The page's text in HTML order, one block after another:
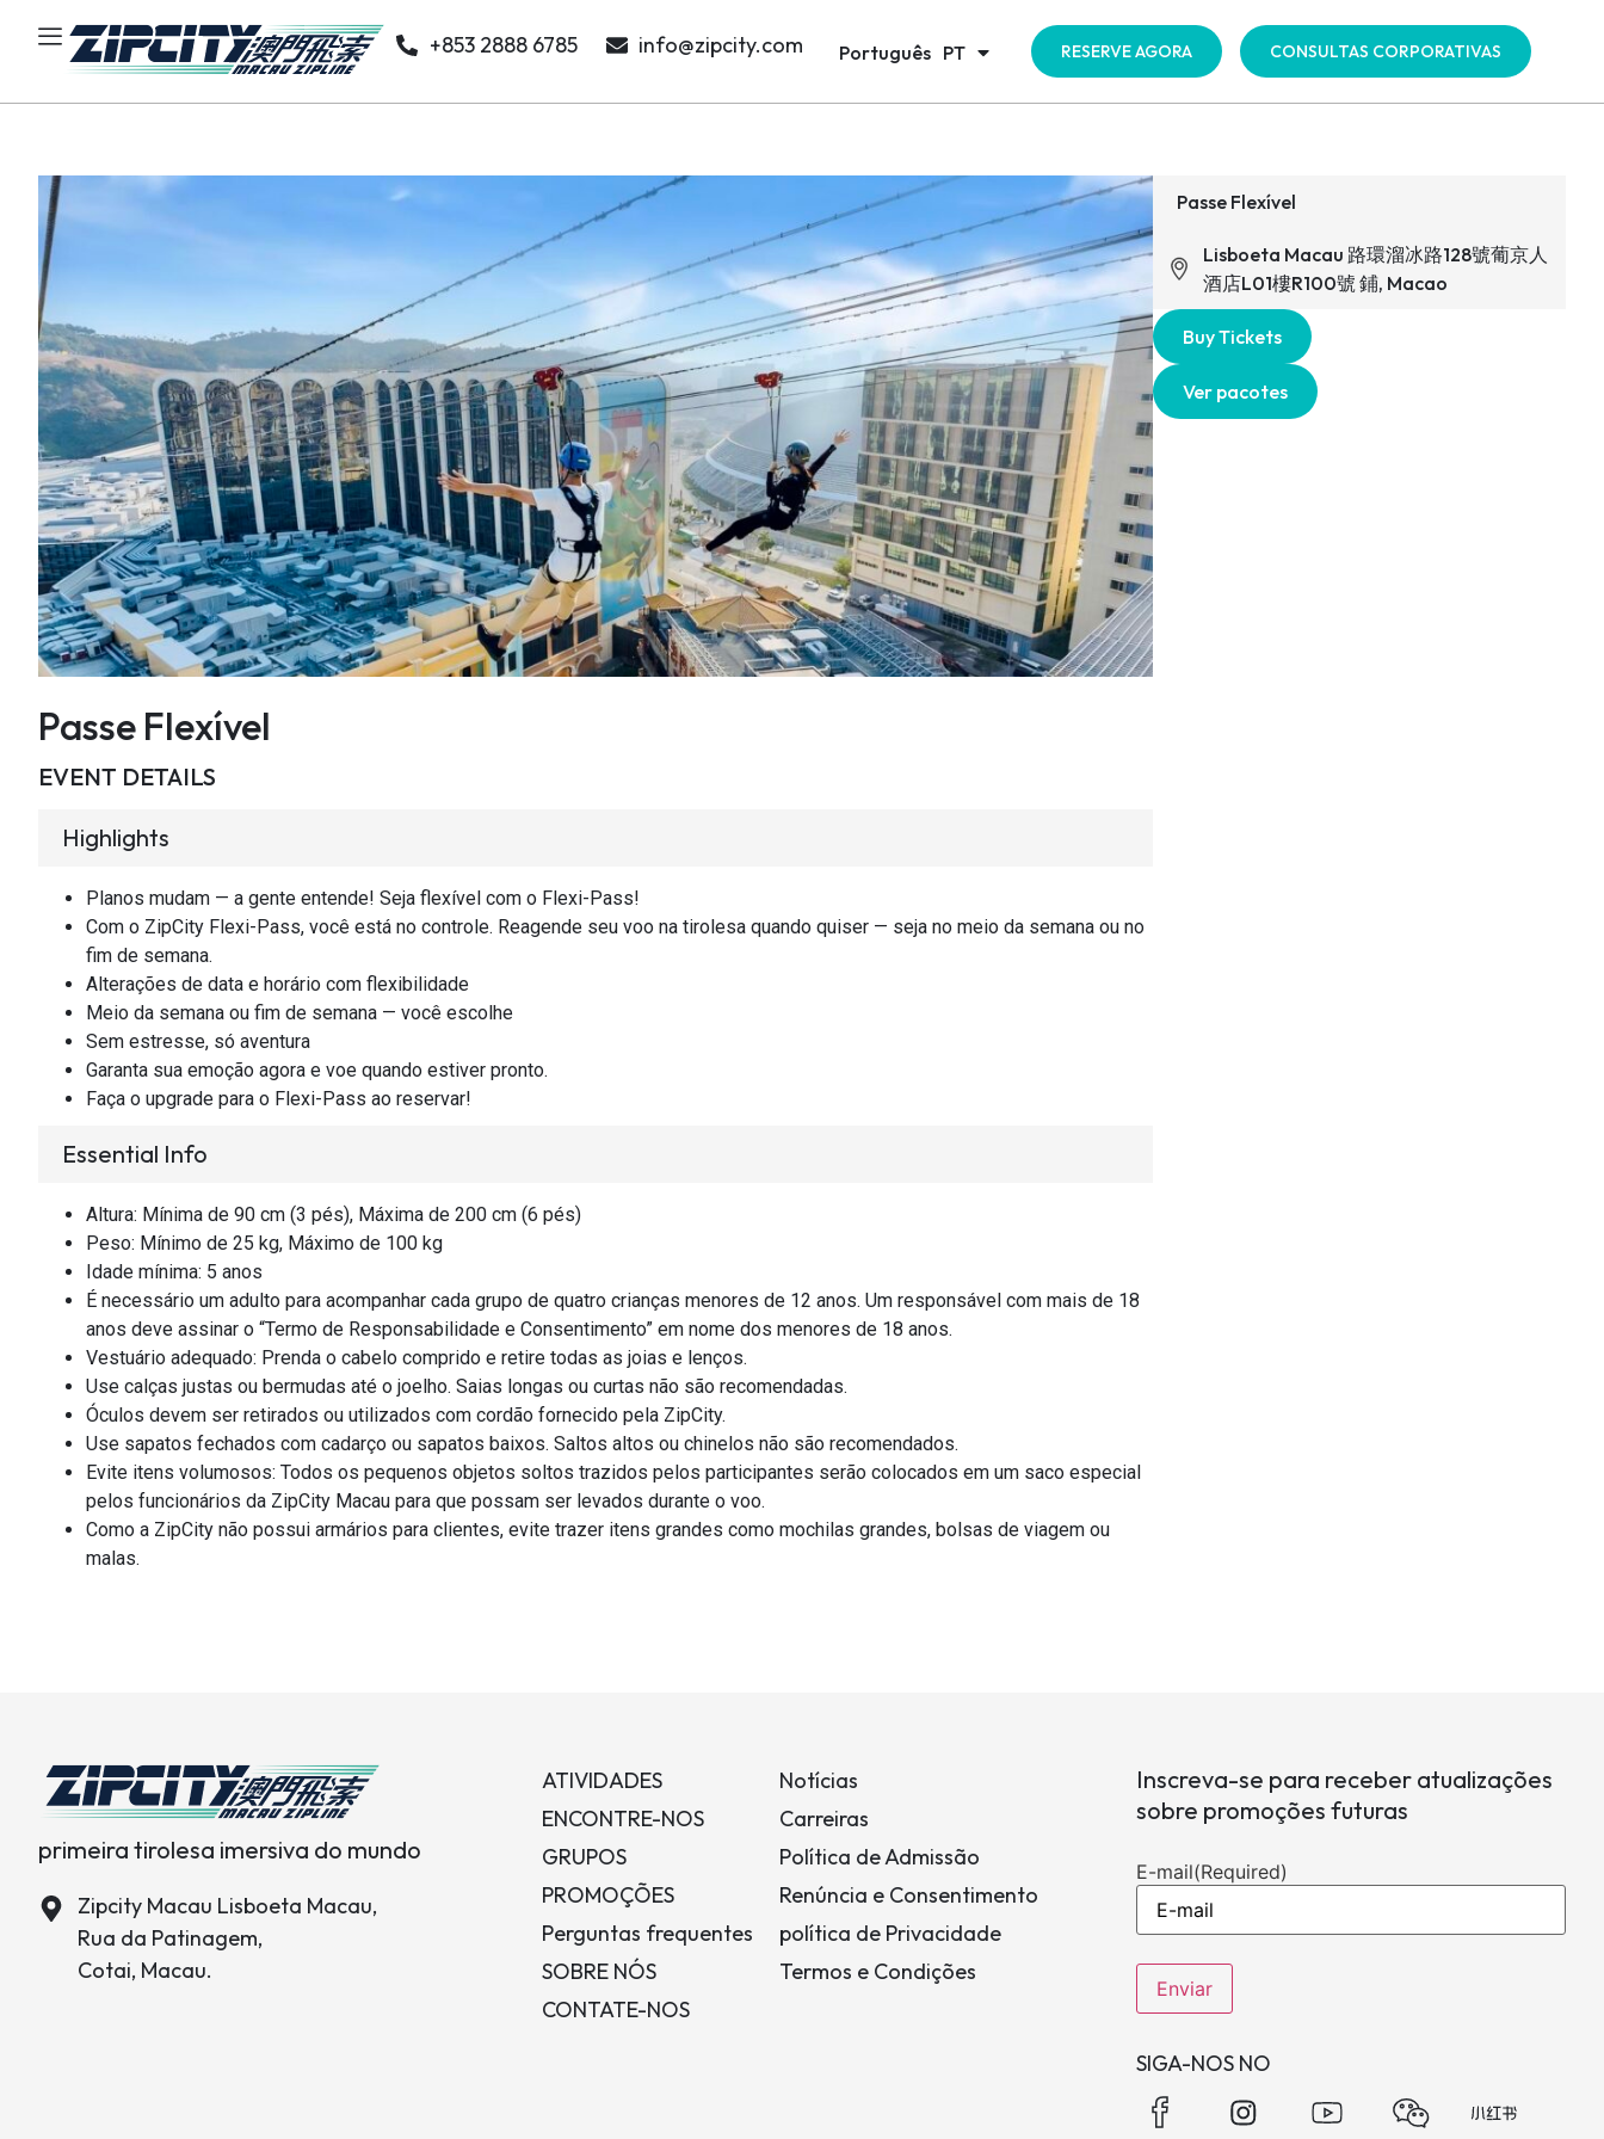
+853 2888 6785 info@zipcity.com Português PT
한국어 KO RESERVE AGORA CONSULTAS CORPORATIVAS
Passe Flexível
EVENT DETAILS
Highlights
Planos mudam — a gente entende! Seja flexível com o Flexi-Pass!
Com o ZipCity Flexi-Pass, você está no controle. Reagende seu voo na tirolesa quando quiser — seja no meio da semana ou no
fim de semana.
Alterações de data e horário com flexibilidade
Meio da semana ou fim de semana — você escolhe
Sem estresse, só aventura
Garanta sua emoção agora e voe quando estiver pronto.
Faça o upgrade para o Flexi-Pass ao reservar!
Essential Info
Altura: Mínima de 90 cm (3 pés), Máxima de 200 cm (6 pés)
Peso: Mínimo de 25 kg, Máximo de 100 kg
Idade mínima: 5 anos
É necessário um adulto para acompanhar cada grupo de quatro crianças menores de 12 anos. Um responsável com mais de 18
anos deve assinar o “Termo de Responsabilidade e Consentimento” em nome dos menores de 18 anos.
Vestuário adequado: Prenda o cabelo comprido e retire todas as joias e lenços.
Use calças justas ou bermudas até o joelho. Saias longas ou curtas não são recomendadas.
Óculos devem ser retirados ou utilizados com cordão fornecido pela ZipCity.
Use sapatos fechados com cadarço ou sapatos baixos. Saltos altos ou chinelos não são recomendados.
Evite itens volumosos: Todos os pequenos objetos soltos trazidos pelos participantes serão colocados em um saco especial
pelos funcionários da ZipCity Macau para que possam ser levados durante o voo.
Como a ZipCity não possui armários para clientes, evite trazer itens grandes como mochilas grandes, bolsas de viagem ou
malas.
Passe Flexível
Lisboeta Macau 路環溜冰路128號葡京人
酒店L01樓R100號 鋪, Macao
Buy Tickets
Ver pacotes
primeira tirolesa imersiva do mundo
Zipcity Macau Lisboeta Macau,
Rua da Patinagem,
Cotai, Macau.
ATIVIDADES
ENCONTRE-NOS
GRUPOS
PROMOÇÕES
Perguntas frequentes
SOBRE NÓS
CONTATE-NOS
Notícias
Carreiras
Política de Admissão
Renúncia e Consentimento
política de Privacidade
Termos e Condições
Inscreva-se para receber atualizações
sobre promoções futuras
E-mail(Required)
SIGA-NOS NO